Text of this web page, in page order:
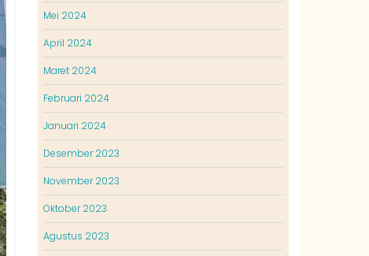
Mei 2024
April 2024
Maret 2024
Februari 2024
Januari 2024
Desember 2023
November 2023
Oktober 2023
Agustus 2023